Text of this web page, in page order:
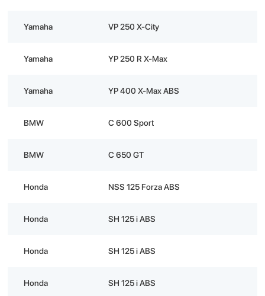
Yamaha VP 250 X-City
Yamaha YP 250 R X-Max
Yamaha YP 400 X-Max ABS
BMW C 600 Sport
BMW C 650 GT
Honda NSS 125 Forza ABS
Honda SH 125 i ABS
Honda SH 125 i ABS
Honda SH 125 i ABS